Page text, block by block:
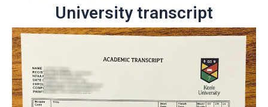
University transcript